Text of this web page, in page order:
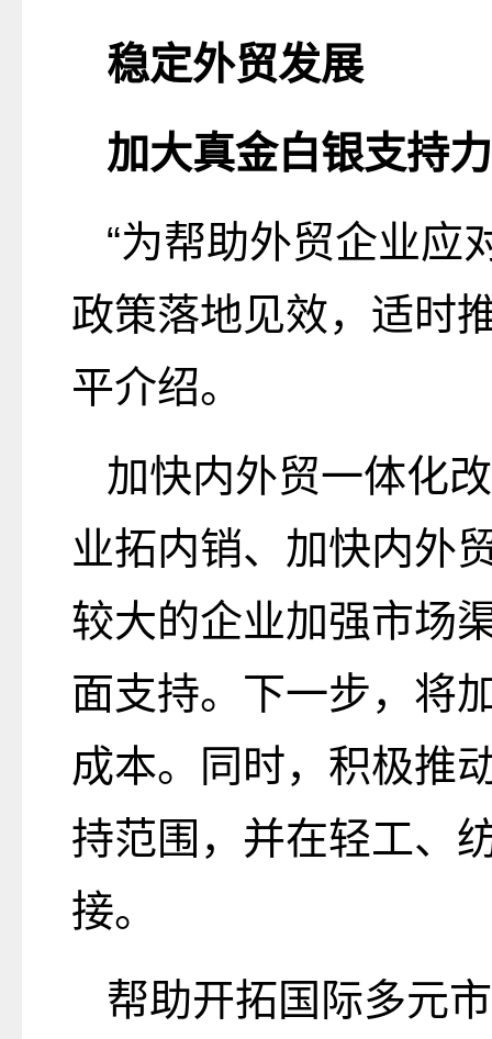
稳定外贸发展
加大真金白银支持
“为帮助外贸企业应
政策落地见效，适时
平介绍。
加快内外贸一体化
业拓内销、加快内外
较大的企业加强市场
面支持。下一步，将
成本。同时，积极推
持范围，并在轻工、
接。
帮助开拓国际多元